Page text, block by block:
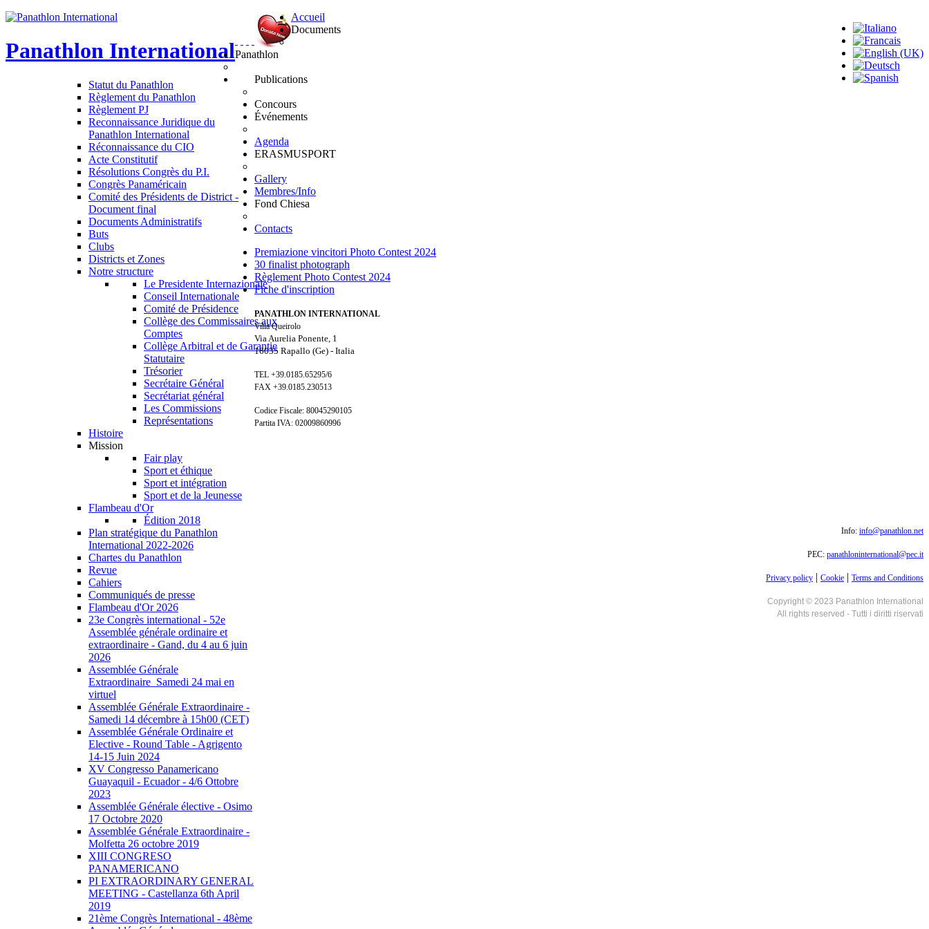
Panathlon International
Accueil
Documents
Statut du Panathlon
Règlement du Panathlon
Règlement PJ
Reconnaissance Juridique du
Panathlon International
Réconnaissance du CIO
Acte Constitutif
Résolutions Congrès du P.I.
Congrès Panaméricain
Comité des Présidents de District -
Document final
Documents Administratifs
Panathlon
Buts
Clubs
Districts et Zones
Notre structure
Le Presidente Internazionale
Conseil Internationale
Comité de Présidence
Collège des Commissaires aux
Comptes
Collège Arbitral et de Garantie
Statutaire
Trésorier
Secrétaire Général
Secrétariat général
Les Commissions
Représentations
Histoire
Mission
Fair play
Sport et éthique
Sport et intégration
Sport et de la Jeunesse
Flambeau d'Or
Édition 2018
Plan stratégique du Panathlon
International 2022-2026
Publications
Chartes du Panathlon
Revue
Cahiers
Communiqués de presse
Concours
Événements
Flambeau d'Or 2026
23e Congrès international - 52e
Assemblée générale ordinaire et
extraordinaire - Gand, du 4 au 6 juin
2026
Assemblée Générale
Extraordinaire_Samedi 24 mai en
virtuel
Assemblée Générale Extraordinaire -
Samedi 14 décembre à 15h00 (CET)
Assemblée Générale Ordinaire et
Elective - Round Table - Agrigento
14-15 Juin 2024
XV Congresso Panamericano
Guayaquil - Ecuador - 4/6 Ottobre
2023
Assemblée Générale élective - Osimo
17 Octobre 2020
Assemblée Générale Extraordinaire -
Molfetta 26 octobre 2019
XIII CONGRESO
PANAMERICANO
PI EXTRAORDINARY GENERAL
MEETING - Castellanza 6th April
2019
21ème Congrès International - 48ème
Agenda
ERASMUSPORT
Gallery
Membres/Info
Fond Chiesa
Contacts
Premiazione vincitori Photo Contest 2024
30 finalist photograph
Règlement Photo Contest 2024
Fiche d'inscription
PANATHLON INTERNATIONAL
Villa Queirolo
Via Aurelia Ponente, 1
16035 Rapallo (Ge) - Italia
TEL +39.0185.65295/6
FAX +39.0185.230513
Codice Fiscale: 80045290105
Partita IVA: 02009860996
Info: info@panathlon.net
PEC: panathloninternational@pec.it
Privacy policy | Cookie | Terms and Conditions
Copyright © 2023 Panathlon International
All rights reserved - Tutti i diritti riservati